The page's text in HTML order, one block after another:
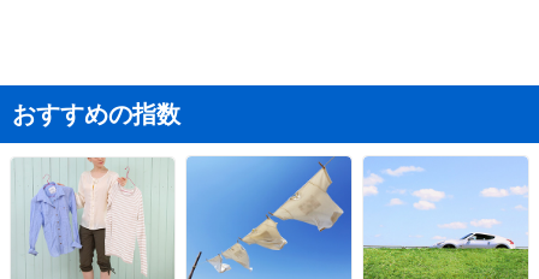
おすすめの指数